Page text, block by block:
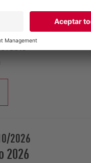
2026
2026
2026
2026